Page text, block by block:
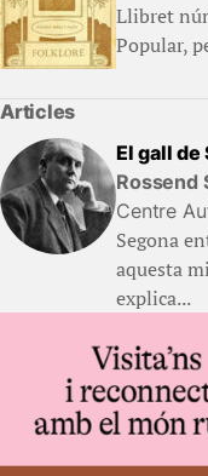
Llibret
Popular,
Articles
El gall de
Rossend
Centre
Segona
aquesta
explica...